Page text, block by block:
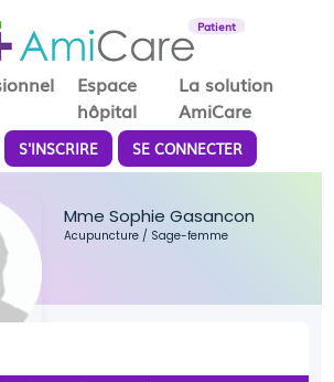
Patient
Espace
hôpital
La solution
AmiCare
S'INSCRIRE SE CONNECTER
Mme Sophie Gasancon
Acupuncture/ Sage-femme